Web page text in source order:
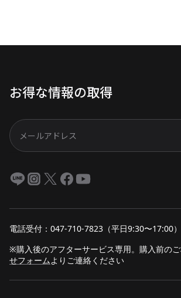
チ操作、介護機
から停電時の備
力を詳しく紹介
お得な情報の取得
電話受付：047-710-7823（平日9:30〜17:00）
※購入後のアフターサービス専用。購入前の
せフォーム よりご連絡ください